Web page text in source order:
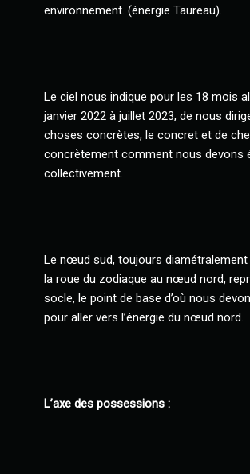
environnement. (énergie Taureau).
Le ciel nous indique pour les 18 mois
janvier 2022 à juillet 2023, de nous
choses concrètes, le concret et de
concrètement comment nous devons
collectivement.
Le nœud sud, toujours
la roue du zodiaque au nœud nord,
socle, le point de base d’où nous
pour aller vers l’énergie du nœud nord.
L’axe des possessions :